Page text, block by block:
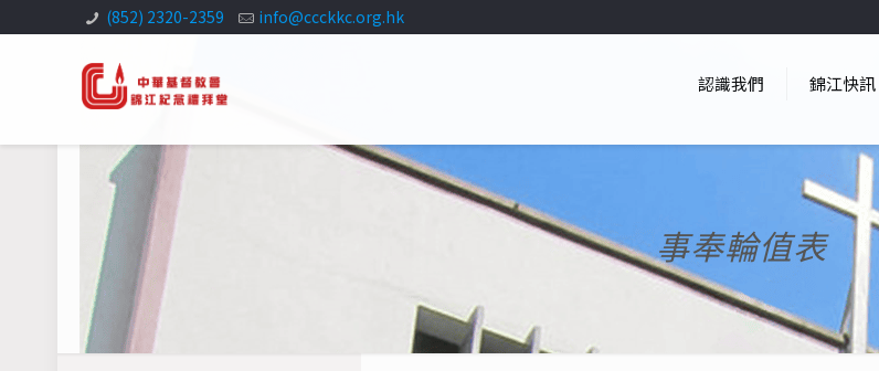
(852) 2320-2359 info@ccckkc.org.hk
認識我們 錦江快訊
事奉輪值表